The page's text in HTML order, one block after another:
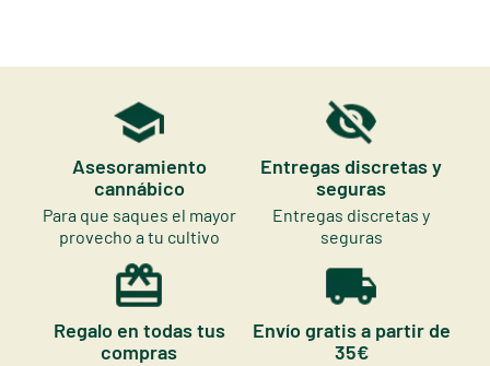
Asesoramiento
cannábico
Para que saques el mayor
provecho a tu cultivo
Entregas discretas y
seguras
Entregas discretas y
seguras
Regalo en todas tus
compras
Envío gratis a partir de
35€